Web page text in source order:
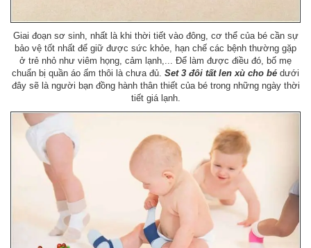
Giai đoạn sơ sinh, nhất là khi thời tiết vào đông, cơ thể của bé cần sự
bảo vệ tốt nhất để giữ được sức khỏe, hạn chế các bệnh thường gặp
ở trẻ nhỏ như viêm họng, cảm lạnh,... Để làm được điều đó, bố mẹ
chuẩn bị quần áo ấm thôi là chưa đủ. Set 3 đôi tất len xù cho bé dưới
đây sẽ là người bạn đồng hành thân thiết của bé trong những ngày thời
tiết giá lạnh.